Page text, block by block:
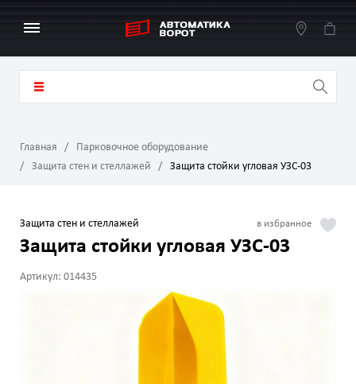
Главная
Парковочное оборудование
Защита стен и стеллажей
Защита стойки угловая УЗС-03
Защита стен и стеллажей
Защита стойки угловая УЗС-03
Артикул: 014435